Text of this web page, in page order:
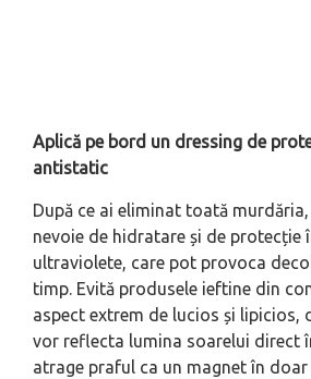
Aplică pe bord un dressing de
antistatic
După ce ai eliminat toată
nevoie de hidratare și de protecție
ultraviolete, care pot provoca
timp. Evită produsele ieftine din
aspect extrem de lucios și lipicios,
vor reflecta lumina soarelui direct
atrage praful ca un magnet în doar